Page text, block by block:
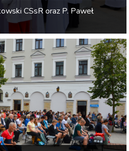
CSsR oraz P. Paweł